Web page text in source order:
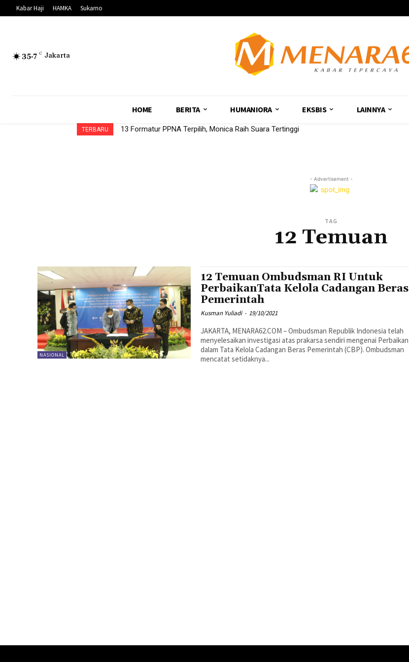
Kabar Haji HAMKA Sukarno
35.7 C Jakarta
HOME BERITA HUMANIORA EKSBIS LAINNYA
TERBARU 13 Formatur PPNA Terpilih, Monica Raih Suara Tertinggi
- Advertisement -
TAG
12 Temuan
NASIONAL
12 Temuan Ombudsman RI Untuk
PerbaikanTata Kelola Cadangan Beras
Pemerintah
Kusman Yuliadi - 19/10/2021
JAKARTA, MENARA62.COM – Ombudsman Republik Indonesia telah
menyelesaikan investigasi atas prakarsa sendiri mengenai Perbaikan
dalam Tata Kelola Cadangan Beras Pemerintah (CBP). Ombudsman
mencatat setidaknya...